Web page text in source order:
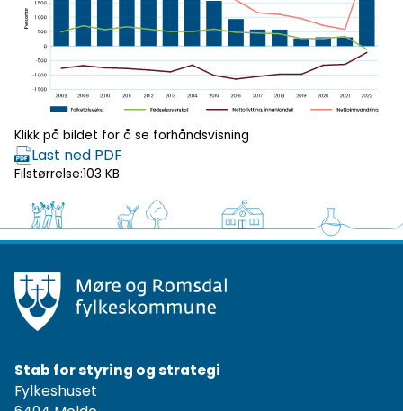
Klikk for
forhåndsvisning
Klikk på bildet for å se forhåndsvisning
Last ned PDF
Filstørrelse:103 KB
Stab for styring og strategi
Fylkeshuset